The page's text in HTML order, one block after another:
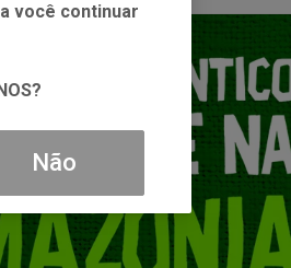
você continuar
Não